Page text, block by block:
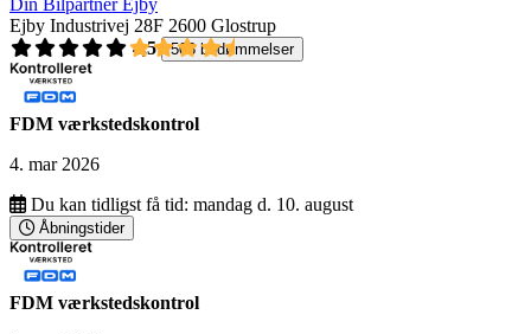
Din Bilpartner Ejby
Ejby Industrivej 28F 2600 Glostrup
4,5
503 bedømmelser
FDM værkstedskontrol
4. mar 2026
Du kan tidligst få tid: mandag d. 10. august
Åbningstider
FDM værkstedskontrol